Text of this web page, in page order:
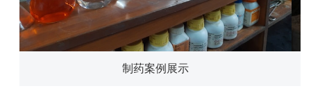
制药案例展示